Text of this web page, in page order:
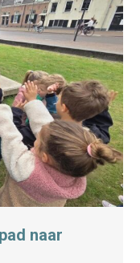
naar